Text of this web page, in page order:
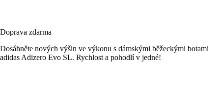
Doprava zdarma
Dosáhněte nových výšin ve výkonu s dámskými běžeckými botami
adidas Adizero Evo SL. Rychlost a pohodlí v jedné!